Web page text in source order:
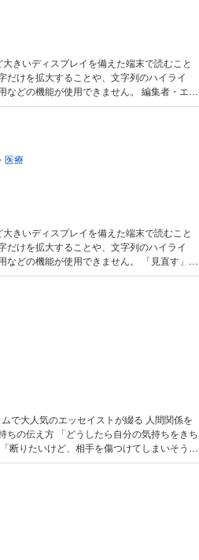
セット/コーヒーマグ/ティーポット/ケーキス
ワノのおひつ/ステムの短いワイングラス/カ
印良品の木製角型トレー/ヨーグルトメーカ
スジャー/スリップウェアの皿とガラスのポ
ッチンツールの必需品/フジカウンタークロ
レンダー/キッチンテーブルとアルテックのス
ROOM 仕事部屋/ 金継ぎセット/裁縫箱/
ROOM/ 安眠セット/flame のベッドサイド照
& GARDEN 玄関・庭/ だるま/盛り
下の風景/玄関引き戸と三和土/ガーデンテー
イリスト。1972年生まれ、千葉県出身。早
業後、出版社勤務を経て、2001年よりフリ
エディター＆ライターとして活動したの
れること』を出版。以降は著作活動に軸足を
しゃれなど、ライフスタイルにまつわるエッ
こやかなほうへ 今とこれからの暮らし方』
ながら住む家』ほか。今作は12冊目の著作と
するほか、自宅でのワークショップも開催
いる。https://linktr.ee/nao_ogawa
きいディスプレイを備えた端末で読むこと
だけを拡大することや、文字列のハイライ
機能が使用できません。 編集者・エッ
これからの“ちょうどいい”暮らし方。どこに
くか、何にお金を使い、何を手放すのか。心
く暮らすためのヒント満載。
医療
きいディスプレイを備えた端末で読むこと
だけを拡大することや、文字列のハイライ
機能が使用できません。 「見直す」
る」「はじめる」 これまでの習慣や思い込み
，大切なことの優先順位，40代の終わりを
向き合い手がかりを探っていく，爽快で心地
体の整え方，モノの持ち方……などなどの，
い自分を探すようで，どこかで本来の自分に
にワクワクする。 （本文より一部抜粋）
防災は続くよ，どこまでも／山から降りる準
リの思い出とそうじ魔の現在／今日も腸の話
の条件／松戸，マイ・ホームタウン／コンポ
／アラフィフ，断食に挑戦する etc.,
で大人気のエッセイストが綴る 人間関係を
ら自分の気持ちをきち
断りたいけど、相手を傷つけてしまいそう
育て、夫婦、SNS…。
ゆるシーンで、相手に自分の意見や気持ちを
分は伝えるのが上手だ」と言える人はあまり
り、
などでも女性を中心に熱い支持を得ている
での半生を経て身につけてきた伝え方のコ
めば、自分も相手も気持ちよく暮らすための